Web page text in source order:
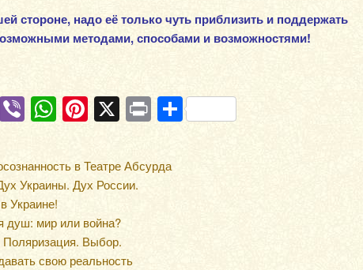
стороне, надо её только чуть приблизить и поддержать
методами, способами и возможностями!
Telegram
ViberWhatsApp
Pinterest
X PrintОтправить
в Театре Абсурда
Украины. Дух России.
Украине!
душ: мир или война?
Поляризация. Выбор.
свою реальность